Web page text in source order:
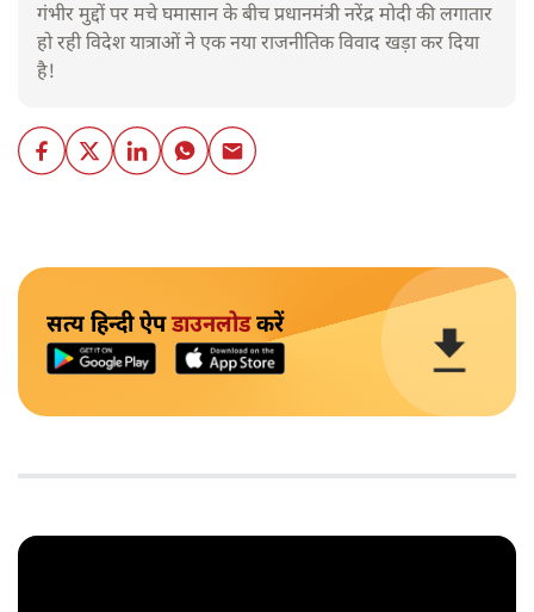
गंभीर मुद्दों पर मचे घमासान के बीच प्रधानमंत्री नरेंद्र मोदी की लगातार
हो रही विदेश यात्राओं ने एक नया राजनीतिक विवाद खड़ा कर दिया
है!
सत्य हिन्दी ऐपडाउनलोडकरें